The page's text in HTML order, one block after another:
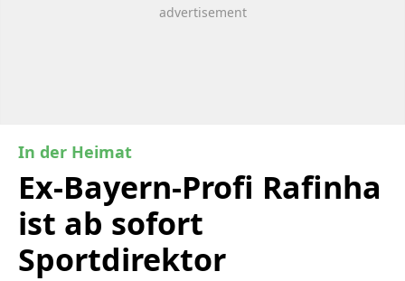
In der Heimat
Ex-Bayern-Profi Rafinha
ist ab sofort
Sportdirektor